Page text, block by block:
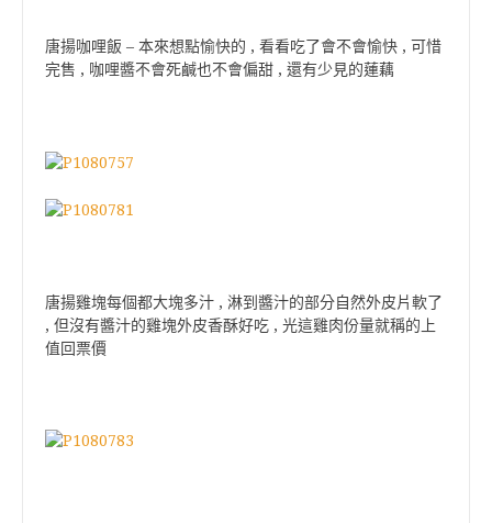
唐揚咖哩飯 – 本來想點愉快的 , 看看吃了會不會愉快 , 可惜
完售 , 咖哩醬不會死鹹也不會偏甜 , 還有少見的蓮藕
唐揚雞塊每個都大塊多汁 , 淋到醬汁的部分自然外皮片軟了
, 但沒有醬汁的雞塊外皮香酥好吃 , 光這雞肉份量就稱的上
值回票價